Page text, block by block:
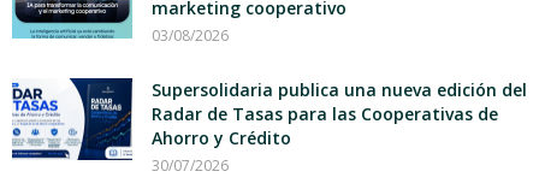
marketing cooperativo
03/08/2026
Supersolidaria publica una nueva edición del
Radar de Tasas para las Cooperativas de
Ahorro y Crédito
30/07/2026